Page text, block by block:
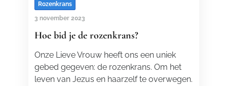
Rozenkrans
3 november 2023
Hoe bid je de rozenkrans?
Onze Lieve Vrouw heeft ons een uniek
gebed gegeven: de rozenkrans. Om het
leven van Jezus en haarzelf te overwegen.